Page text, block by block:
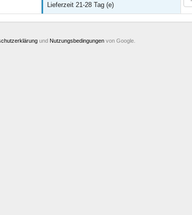
Lieferzeit 21-28 Tag (e)
und Nutzungsbedingungen von Google.